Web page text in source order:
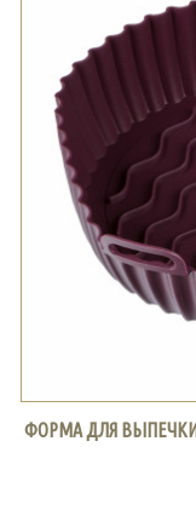
ФОРМА ДЛЯ ВЫПЕЧКИ